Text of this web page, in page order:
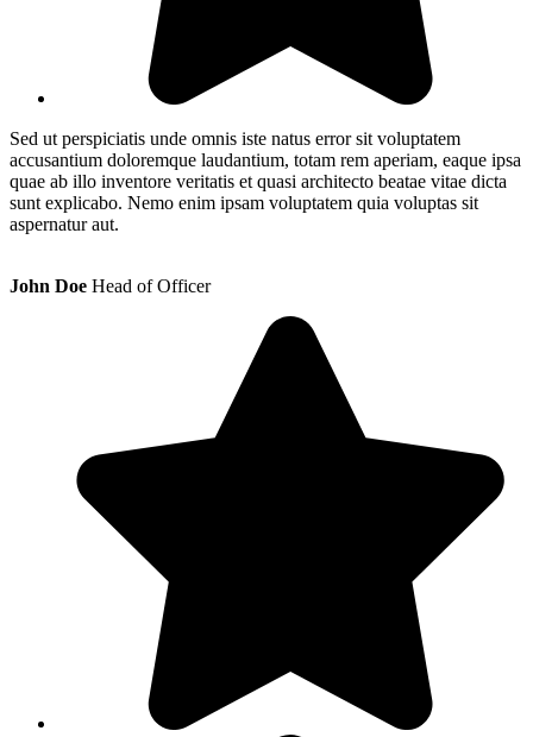
Sed ut perspiciatis unde omnis iste natus error sit voluptatem
accusantium doloremque laudantium, totam rem aperiam, eaque ipsa
quae ab illo inventore veritatis et quasi architecto beatae vitae dicta
sunt explicabo. Nemo enim ipsam voluptatem quia voluptas sit
aspernatur aut.
John Doe Head of Officer